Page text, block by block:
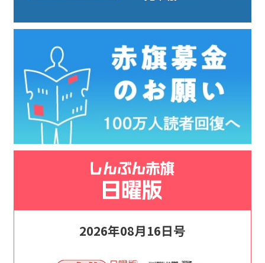
2026年08月16日号